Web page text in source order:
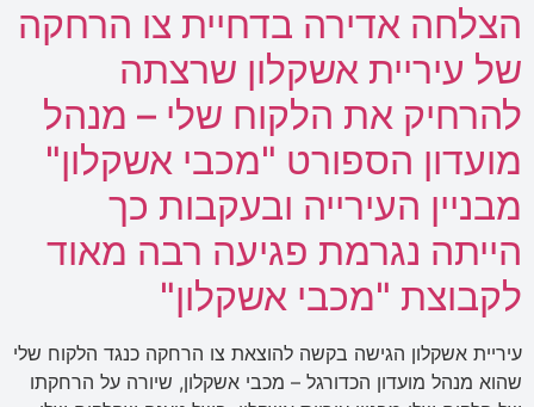
הצלחה אדירה בדחיית צו הרחקה
של עיריית אשקלון שרצתה
להרחיק את הלקוח שלי – מנהל
מועדון הספורט "מכבי אשקלון"
מבניין העירייה ובעקבות כך
הייתה נגרמת פגיעה רבה מאוד
לקבוצת "מכבי אשקלון"
עיריית אשקלון הגישה בקשה להוצאת צו הרחקה כנגד הלקוח שלי
שהוא מנהל מועדון הכדורגל – מכבי אשקלון, שיורה על הרחקתו